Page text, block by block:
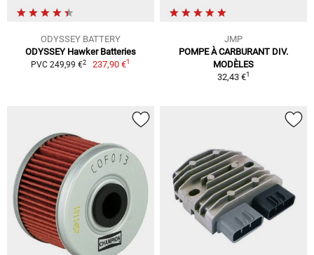
ODYSSEY BATTERY
ODYSSEY Hawker Batteries
PVC 249,99 €2 237,90 €1
JMP
POMPE À CARBURANT DIV.
MODÈLES
32,43 €1